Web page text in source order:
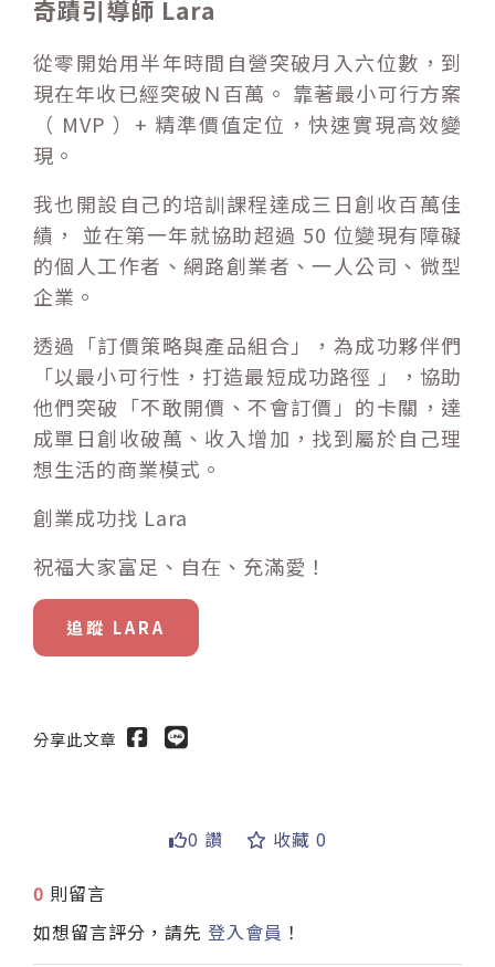
奇蹟引導師 Lara
從零開始用半年時間自營突破月入六位數，到
現在年收已經突破Ｎ百萬。 靠著最小可行方案
（ MVP ）+ 精準價值定位，快速實現高效變
現。
我也開設自己的培訓課程達成三日創收百萬佳
績， 並在第一年就協助超過 50 位變現有障礙
的個人工作者、網路創業者、一人公司、微型
企業。
透過「訂價策略與產品組合」，為成功夥伴們
「以最小可行性，打造最短成功路徑 」，協助
他們突破「不敢開價、不會訂價」的卡關，達
成單日創收破萬、收入增加，找到屬於自己理
想生活的商業模式。
創業成功找 Lara
祝福大家富足、自在、充滿愛！
追蹤 LARA
分享此文章
0 讚 收藏 0
0 則留言
如想留言評分，請先 登入會員 ！